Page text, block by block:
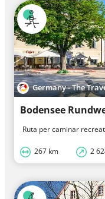
Germany - The
Ruta per caminar
267 km 2